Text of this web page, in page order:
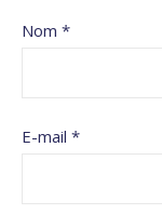
Nom *
E-mail *